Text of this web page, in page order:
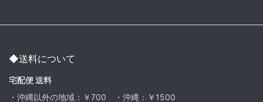
◆送料について
宅配便 送料
・沖縄以外の地域：￥700 ・沖縄：￥1500